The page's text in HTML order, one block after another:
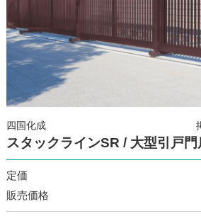
四国化成
スタックラインSR / 大型引戸
定価
販売価格